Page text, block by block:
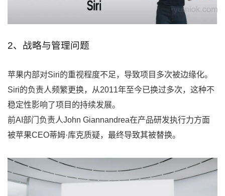
2、战略与管理问题
苹果内部对Siri的重视程度不足，导致项目多次被边缘化。
Siri的负责人频繁更换，从2011年至今已换过多次，这种不
稳定性影响了项目的持续发展。
前AI部门负责人John Giannandrea在产品研发执行力方面
被苹果CEO蒂姆·库克质疑，最终导致其被替换。